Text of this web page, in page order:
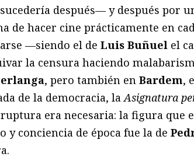
después— y después por
de hacer cine prácticamente en
—siendo el de Luis Buñuel el
la censura haciendo
, pero también en Bardem,
de la democracia, laAsignatura
era necesaria: la figura que
y conciencia de época fue la de